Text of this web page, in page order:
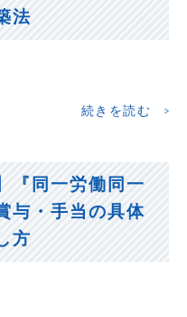
法
続きを読む
『同一労働同一
与・手当の具体
方